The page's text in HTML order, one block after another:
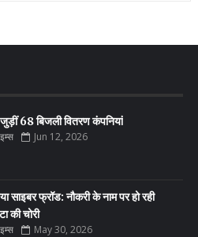
68 बिजली वितरण कंपनियां
Jun 12, 2026
साइबर फ्रॉड: नौकरी के नाम पर हो रही
की चोरी
May 30, 2026